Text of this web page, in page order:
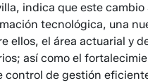
indica que este
tecnológica, una
ellos, el área actuarial y
así como el
con­trol de gestión